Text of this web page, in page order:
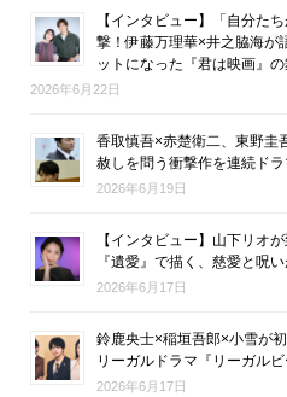
【インタビュー】「自分た
撃！伊藤万理華×井之脇海が
ットになった『君は映画』の
2026年6月22日
香取慎吾×赤楚衛二、東野
赦しを問う衝撃作を連続ド
2026年6月19日
【インタビュー】山下リオ
『遺愛』で描く、慈愛と呪
2026年6月17日
鈴鹿央士×稲垣吾郎×小雪が
リーガルドラマ『リーガル
2026年6月17日